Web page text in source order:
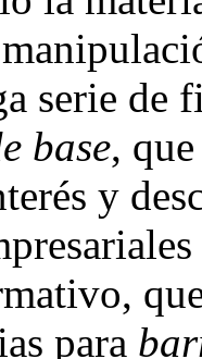
serie de
base,
y
para